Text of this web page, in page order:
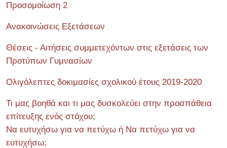
Προσομοίωση 2
Ανακοινώσεις Εξετάσεων
Θέσεις - Αιτήσεις συμμετεχόντων στις εξετάσεις των
Προτύπων Γυμνασίων
Ολιγόλεπτες δοκιμασίες σχολικού έτους 2019-2020
Τι μας βοηθά και τι μας δυσκολεύει στην προσπάθεια
επίτευξης ενός στόχου;
Να ευτυχήσω για να πετύχω ή Να πετύχω για να
ευτυχήσω;